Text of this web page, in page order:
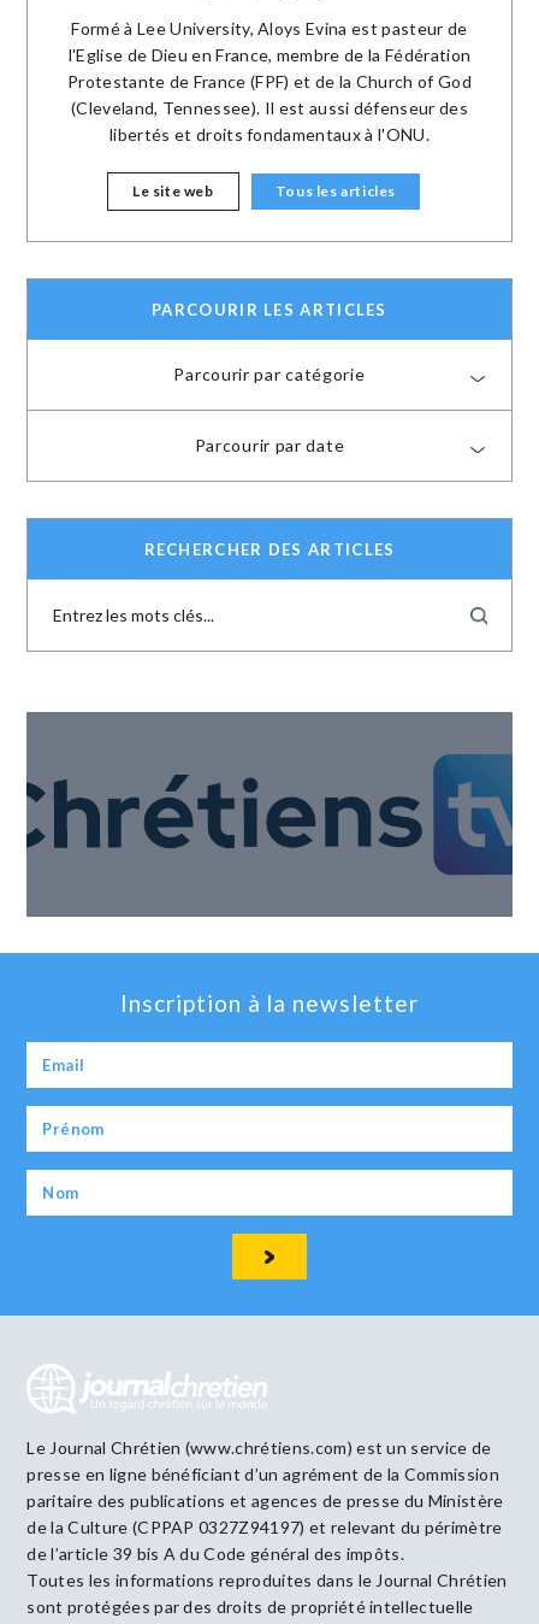
Formé à Lee University, Aloys Evina est pasteur de
l'Eglise de Dieu en France, membre de la Fédération
Protestante de France (FPF) et de la Church of God
(Cleveland, Tennessee). Il est aussi défenseur des
libertés et droits fondamentaux à l'ONU.
Le site web Tous les articles
PARCOURIR LES ARTICLES
Parcourir par catégorie
Parcourir par date
RECHERCHER DES ARTICLES
Inscription à la newsletter
Le Journal Chrétien (www.chrétiens.com) est un service de
presse en ligne bénéficiant d’un agrément de la Commission
paritaire des publications et agences de presse du Ministère
de la Culture (CPPAP 0327Z94197) et relevant du périmètre
de l’article 39 bis A du Code général des impôts.
Toutes les informations reproduites dans le Journal Chrétien
sont protégées par des droits de propriété intellectuelle